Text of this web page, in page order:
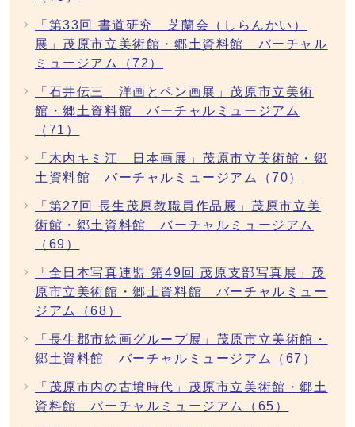
「第33回 書道研究 芝蘭会（しらんかい）
展」茂原市立美術館・郷土資料館 バーチャル
ミュージアム（72）
「石井伝三 洋画とペン画展」茂原市立美術
館・郷土資料館 バーチャルミュージアム
（71）
「木内キミ江 日本画展」茂原市立美術館・郷
土資料館 バーチャルミュージアム（70）
「第27回 長生茂原教職員作品展」茂原市立美
術館・郷土資料館 バーチャルミュージアム
（69）
「全日本写真連盟 第49回 茂原支部写真展」茂
原市立美術館・郷土資料館 バーチャルミュー
ジアム（68）
「長生郡市絵画グループ展」茂原市立美術館・
郷土資料館 バーチャルミュージアム（67）
「茂原市内の古墳時代」茂原市立美術館・郷土
資料館 バーチャルミュージアム（65）